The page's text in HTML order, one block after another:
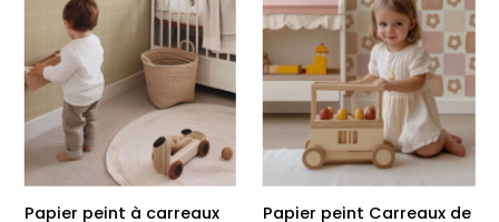
Papier peint à carreaux Papier peint Carreaux de